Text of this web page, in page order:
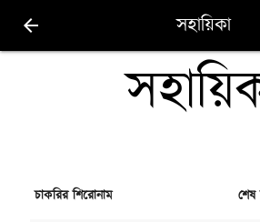
arrow_back সহায়িকা
চাকরির শিরোনাম শেষ